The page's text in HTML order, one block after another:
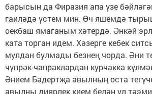
барысын да Фиразия апа үзе
гаиләдә үстем мин. Өч яшемдә
оекбаш ямаганым хәтердә. Әнкәй
ката торган идем. Хәзерге кебек
мулдан булмады безнең чорда. Әни
чүпрәк-чапраклардан курчакка
Әнием Бәдертҗа авылның оста
авылны диярлек кием белән ул